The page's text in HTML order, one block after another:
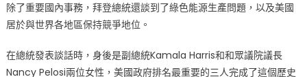
百
日
說
副
除了重要國內事務，拜登總統還談到了綠色能源生產問題，以及美國
居於與世界各地區保持競爭地位。
在總統發表談話時，身後是副總統Kamala Harris和和眾議院議長
Nancy Pelosi兩位女性，美國政府排名最重要的三人完成了這個歷史